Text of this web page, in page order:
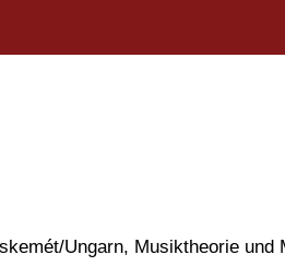
Ungarn, Musiktheorie und